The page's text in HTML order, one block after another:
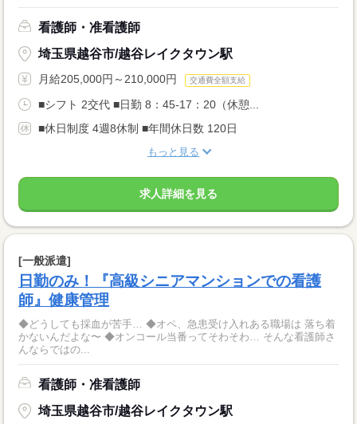
看護師・准看護師
埼玉県越谷市/越谷レイクタウン駅
月給205,000円～210,000円 交通費全額支給
■シフト 2交代 ■日勤 8：45-17：20（休憩...
■休日制度 4週8休制 ■年間休日数 120日
もっと見る
求人詳細を見る
[一般派遣]
日勤のみ！『高級シニアマンションでの看護
師』健康管理
◆どうしても採血が苦手… ◆オペ、急患受け入れある職場は 落ち着
かないんだよな〜 ◆オンコール当番ってそわそわ… そんな看護師さ
んならではの...
看護師・准看護師
埼玉県越谷市/越谷レイクタウン駅